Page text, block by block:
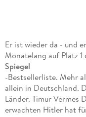
Er ist wieder da - und
Monatelang auf Platz 1
Spiegel
-Bestsellerliste. Mehr
allein in Deutschland.
Länder. Timur Vermes
erwachten Hitler hat